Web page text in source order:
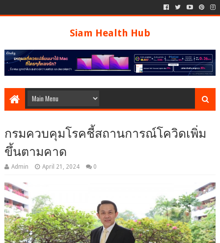
Siam Health Hub
กรมควบคุมโรคชี้สถานการณ์โควิดเพิ่ม
ขึ้นตามคาด
Admin April 21, 2024 0